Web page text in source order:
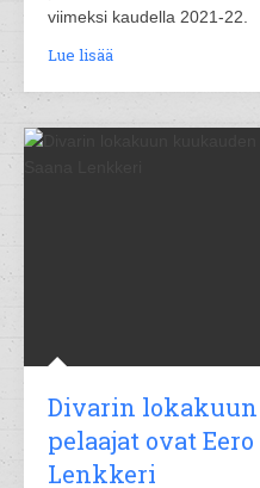
viimeksi kaudella 2021-22.
Lue lisää
Divarin
pelaajat ovat
Lenkkeri